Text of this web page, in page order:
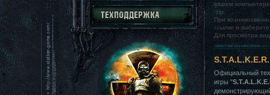
вашем
.zip.
При
ссылке и
Для просмотра
Официальный
игры "